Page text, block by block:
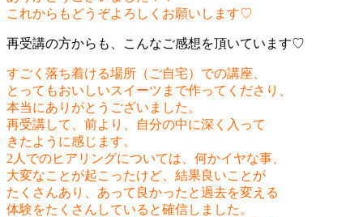
これからもどうぞよろしくお願いします♡
再受講の方からも、こんなご感想を頂いています♡
すごく落ち着ける場所（ご自宅）での講座、
とってもおいしいスイーツまで作ってくださり、
本当にありがとうございました。
再受講して、前より、自分の中に深く入って
きたように感じます。
2人でのヒアリングについては、何かイヤな事、
大変なことが起こったけど、結果良いことが
たくさんあり、あって良かったと過去を変える
体験をたくさんしていると確信しました。